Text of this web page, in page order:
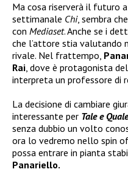
Ma cosa riserverà il futuro a
settimanale Chi, sembra
con Mediaset. Anche se i
che l’attore stia valutando
rivale. Nel frattempo,
Rai, dove è protagonista
interpreta un professore di
La decisione di cambiare
interessante per Tale e
senza dubbio un volto
ora lo vedremo nello spin
possa entrare in pianta
Panariello.